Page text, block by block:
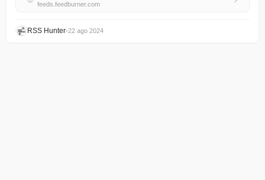
feeds.feedburner.com
RSS Hunter•22 ago 2024